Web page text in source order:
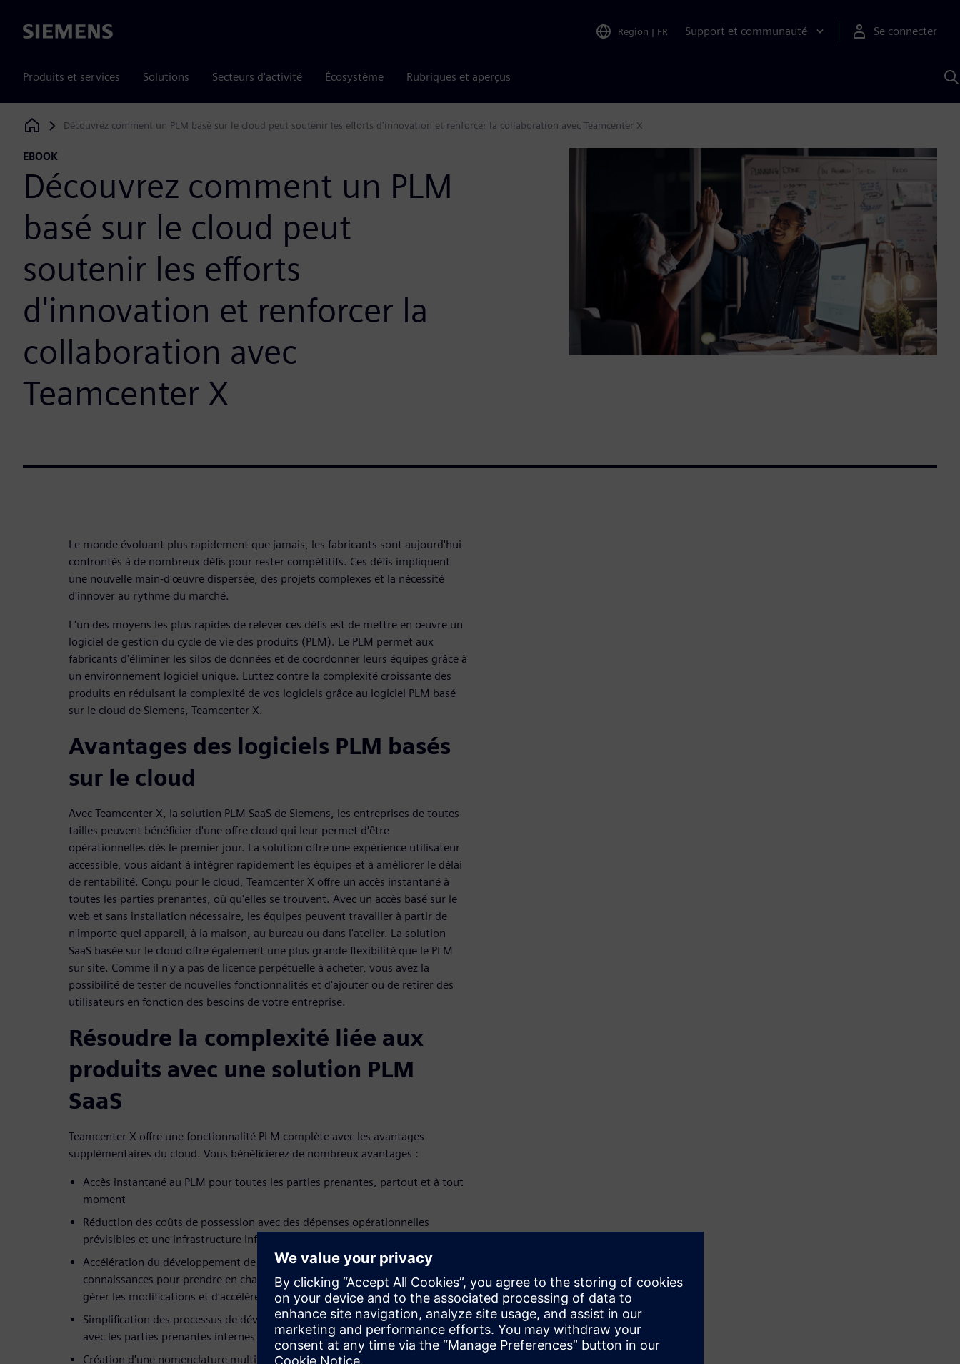
Siemens Region | FR Support et communauté Se connecter
Produits et services Solutions Secteurs d'activité Écosystème Rubriques et aperçus
Siemens Digital Industries Software
Découvrez comment un PLM basé sur le cloud peut soutenir les efforts d'innovation et renforcer la collaboration avec Teamcenter X
EBOOK
Découvrez comment un PLM
basé sur le cloud peut
soutenir les efforts
d'innovation et renforcer la
collaboration avec
Teamcenter X
Le monde évoluant plus rapidement que jamais, les fabricants sont aujourd'hui
confrontés à de nombreux défis pour rester compétitifs. Ces défis impliquent
une nouvelle main-d'œuvre dispersée, des projets complexes et la nécessité
d'innover au rythme du marché.
L'un des moyens les plus rapides de relever ces défis est de mettre en œuvre un
logiciel de gestion du cycle de vie des produits (PLM). Le PLM permet aux
fabricants d'éliminer les silos de données et de coordonner leurs équipes grâce à
un environnement logiciel unique. Luttez contre la complexité croissante des
produits en réduisant la complexité de vos logiciels grâce au logiciel PLM basé
sur le cloud de Siemens, Teamcenter X.
Avantages des logiciels PLM basés
sur le cloud
Avec Teamcenter X, la solution PLM SaaS de Siemens, les entreprises de toutes
tailles peuvent bénéficier d'une offre cloud qui leur permet d'être
opérationnelles dès le premier jour. La solution offre une expérience utilisateur
accessible, vous aidant à intégrer rapidement les équipes et à améliorer le délai
de rentabilité. Conçu pour le cloud, Teamcenter X offre un accès instantané à
toutes les parties prenantes, où qu'elles se trouvent. Avec un accès basé sur le
web et sans installation nécessaire, les équipes peuvent travailler à partir de
n'importe quel appareil, à la maison, au bureau ou dans l'atelier. La solution
SaaS basée sur le cloud offre également une plus grande flexibilité que le PLM
sur site. Comme il n'y a pas de licence perpétuelle à acheter, vous avez la
possibilité de tester de nouvelles fonctionnalités et d'ajouter ou de retirer des
utilisateurs en fonction des besoins de votre entreprise.
Résoudre la complexité liée aux
produits avec une solution PLM
SaaS
Teamcenter X offre une fonctionnalité PLM complète avec les avantages
supplémentaires du cloud. Vous bénéficierez de nombreux avantages :
Accès instantané au PLM pour toutes les parties prenantes, partout et à tout
moment
Réduction des coûts de possession avec des dépenses opérationnelles
prévisibles et une infrastructure informatique minime
Accélération du développement de produit, possibilité de tirer parti de vos
connaissances pour prendre en charge la réutilisation de la conception, de
gérer les modifications et d'accélérer le temps de cycle
Simplification des processus de développement et de fabrication des produits
avec les parties prenantes internes et externes
Création d'une nomenclature multi-domaine pour visualiser l'intégralité de